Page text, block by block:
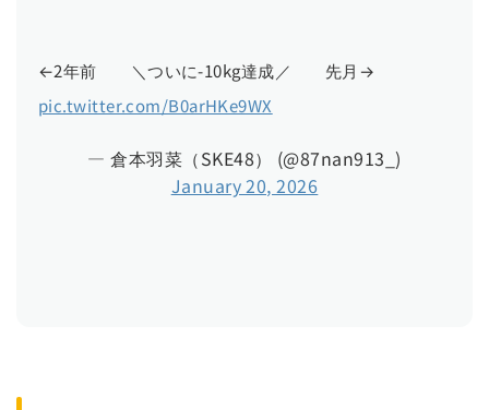
←2年前 ＼ついに-10kg達成／ 先月→
pic.twitter.com/B0arHKe9WX
— 倉本羽菜（SKE48） (@87nan913_)
January 20, 2026